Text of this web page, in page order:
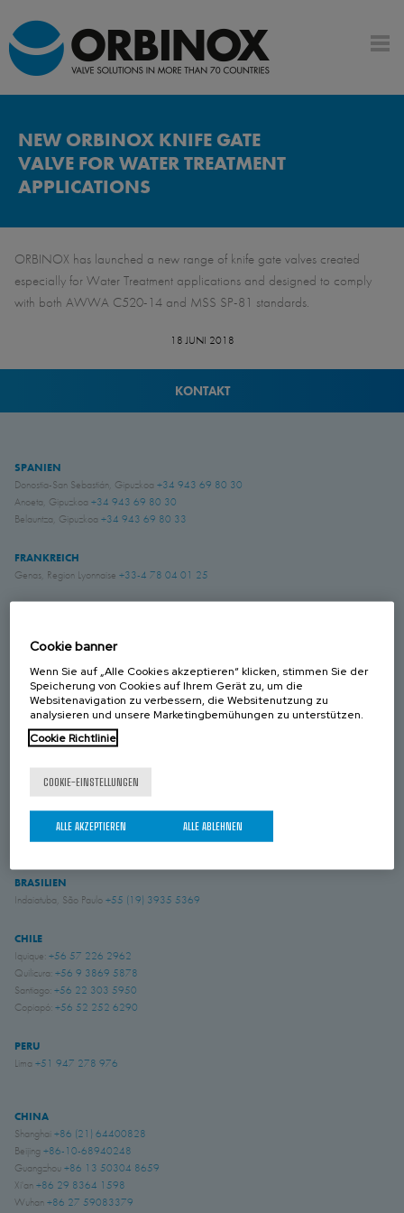
NEW ORBINOX KNIFE GATE
VALVE FOR WATER TREATMENT
APPLICATIONS
ORBINOX has launched a new range of knife gate valves created
especially for Water Treatment applications and designed to comply
with both AWWA C520-14 and MSS SP-81 standards.
18 JUNI 2018
KONTAKT
SPANIEN
Donostia-San Sebastián, Gipuzkoa +34 943 69 80 30
Anoeta, Gipuzkoa +34 943 69 80 30
Belauntza, Gipuzkoa +34 943 69 80 33
FRANKREICH
Genas, Region Lyonnaise +33-4 78 04 01 25
GROSS BRITANIEN
Chichester, West Sussex+44 (0) 1243 810240
Eastwood, Nottingham+44 (0) 115 9324046
USA
Amory, Mississippi+1 662 256 2227
BRASILIEN
Indaiatuba, São Paulo +55 (19) 3935 5369
CHILE
Iquique: +56 57 226 2962
Quilicura: +56 9 3869 5878
Santiago: +56 22 303 5950
Copiapó: +56 52 252 6290
PERU
Lima +51 947 278 976
CHINA
Shanghai +86 (21) 64400828
Beijing +86-10-68940248
Guangzhou +86 13 50304 8659
Xi'an +86 29 8364 1598
Wuhan +86 27 59083379
Cookie banner
Wenn Sie auf „Alle Cookies akzeptieren“ klicken, stimmen Sie der
Speicherung von Cookies auf Ihrem Gerät zu, um die
Websitenavigation zu verbessern, die Websitenutzung zu
analysieren und unsere Marketingbemühungen zu unterstützen.
Cookie Richtlinie
COOKIE-EINSTELLUNGEN
ALLE ABLEHNEN
ALLE AKZEPTIEREN